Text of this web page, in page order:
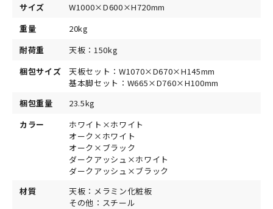
サイズ
W1000×D600×H720mm
重量
20kg
耐荷重
天板：150kg
梱包サイズ
天板セット：W1070×D670×H145mm
基本脚セット：W665×D760×H100mm
梱包重量
23.5kg
カラー
ホワイト×ホワイト
オーク×ホワイト
オーク×ブラック
ダークアッシュ×ホワイト
ダークアッシュ×ブラック
材質
天板：メラミン化粧板
その他：スチール